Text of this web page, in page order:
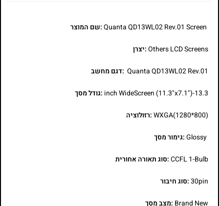
:שם המוצר
Others LCD Screens:יצרן
Quanta QD13WL02 Rev.01 :דגם מחשב
13.3-inch WideScreen (11.3"x7.1") :גודל מסך
WXGA(1280*800):רזולוציה
Glossy:גימור מסך
CCFL 1-Bulb:סוג תאורה אחורית
30pin:סוג חיבור
Brand New :מצב מסך